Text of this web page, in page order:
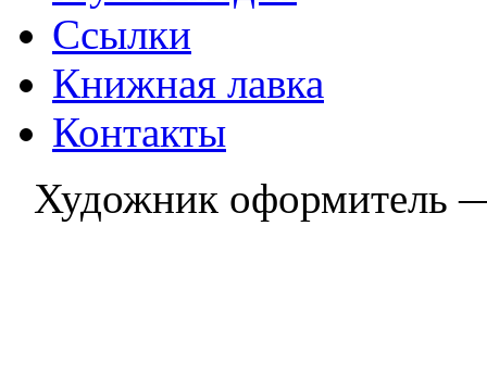
Ссылки
Книжная лавка
Контакты
Художник оформитель